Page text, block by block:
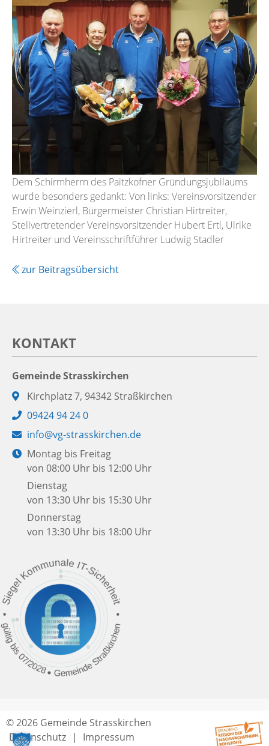
Dem Schirmherrn des Paitzkofner Gründungsjubiläums
wurde besonders gedankt: Von links: Vereinsvorsitzender
Erwin Weinzierl, Bürgermeister Christian Hirtreiter,
Stellvertretender Vereinsvorsitzender Hubert Ertl, Ulrike
Hirtreiter und Vereinsschriftführer Ludwig Stadler
zur Beitragsübersicht
KONTAKT
Gemeinde Strasskirchen
Adresse:
Kirchplatz 7, 94342 Straßkirchen
Telefon:
09424 94 24 0
E-
Mail:
info@vg-strasskirchen.de
Öffnungszeiten:
Montag bis Freitag
von 08:00 Uhr bis 12:00 Uhr
Dienstag
von 13:30 Uhr bis 15:30 Uhr
Donnerstag
von 13:30 Uhr bis 18:00 Uhr
© 2026 Gemeinde Strasskirchen
Datenschutz
Impressum